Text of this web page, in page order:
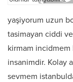
yaşiyorum uzun
tasimayan ciddi
kirmam
insanimdir. Kolay
sevmem